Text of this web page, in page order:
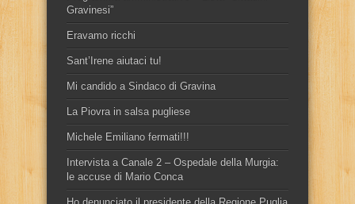
Gravinesi”
Eravamo ricchi
Sant’Irene aiutaci tu!
Mi candido a Sindaco di Gravina
La Piovra in salsa pugliese
Michele Emiliano fermati!!!
Intervista a Canale 2 – Ospedale della Murgia:
le accuse di Mario Conca